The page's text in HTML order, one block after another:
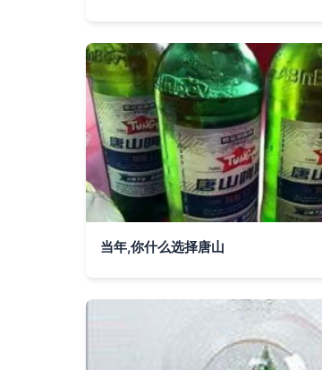
当年,你什么选择唐山